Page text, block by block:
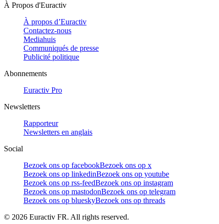
À Propos d'Euractiv
À propos d’Euractiv
Contactez-nous
Mediahuis
Communiqués de presse
Publicité politique
Abonnements
Euractiv Pro
Newsletters
Rapporteur
Newsletters en anglais
Social
Bezoek ons op facebookBezoek ons op x
Bezoek ons op linkedinBezoek ons op youtube
Bezoek ons op rss-feedBezoek ons op instagram
Bezoek ons op mastodonBezoek ons op telegram
Bezoek ons op blueskyBezoek ons op threads
© 2026 Euractiv FR. All rights reserved.